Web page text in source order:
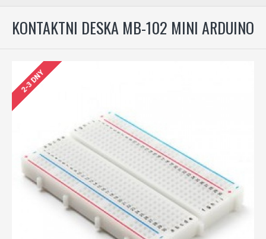
KONTAKTNI DESKA MB-102 MINI ARDUINO
2-3 DNY